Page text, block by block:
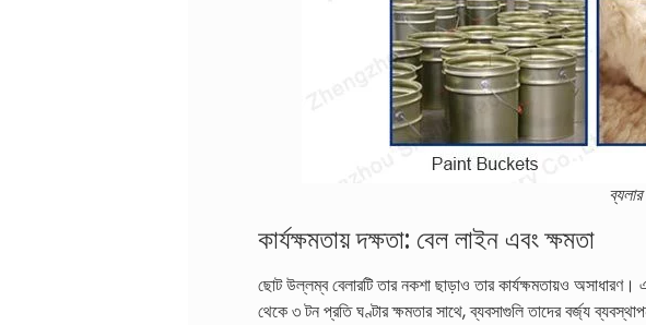
কার্যক্ষমতায় দক্ষতা: বেল লাইন এবং ক্ষমতা
ছোট উল্লম্ব বেলারটি তার নকশা ছাড়াও তার কার্যক্ষমতায়ও
থেকে ৩ টন প্রতি ঘণ্টার ক্ষমতার সাথে, ব্যবসাগুলি তাদের বর্জ্য